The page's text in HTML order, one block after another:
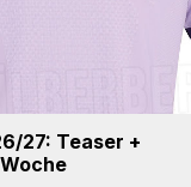
27: Teaser +